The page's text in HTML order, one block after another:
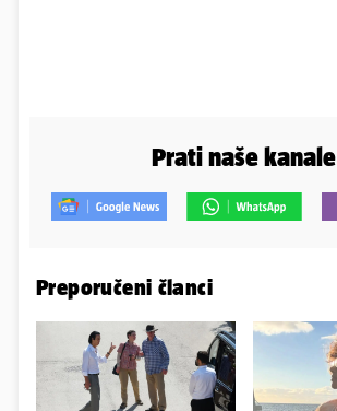
Prati naše kanale
Preporučeni članci